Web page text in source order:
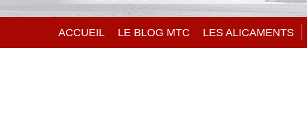
ACCUEIL LE BLOG MTC LES ALICAMENTS